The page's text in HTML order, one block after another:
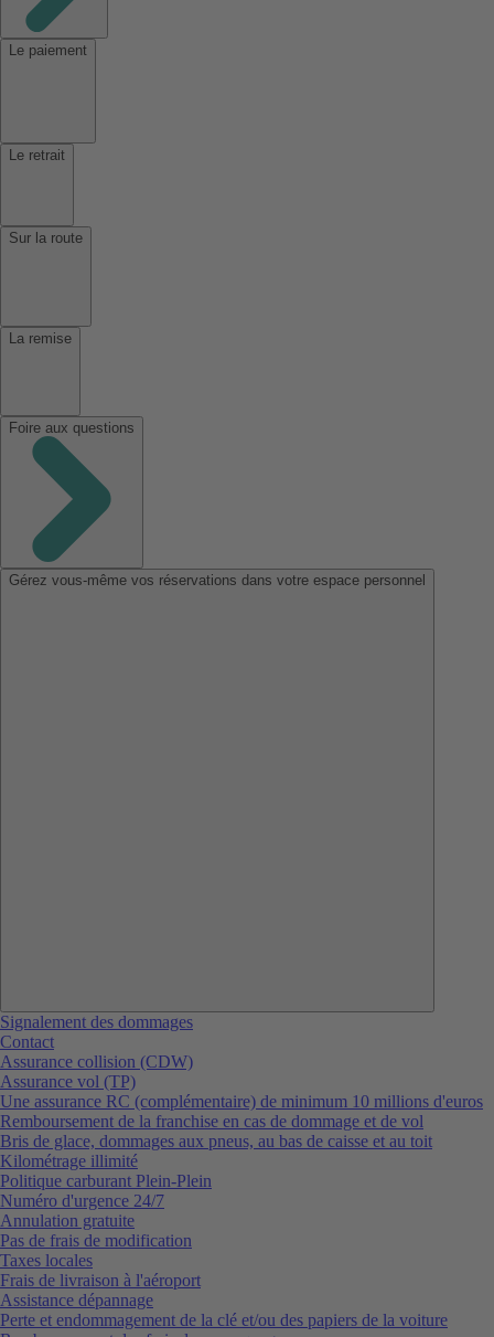
Le paiement
Le retrait
Sur la route
La remise
Foire aux questions
Gérez vous-même vos réservations dans votre espace personnel
Signalement des dommages
Contact
Assurance collision (CDW)
Assurance vol (TP)
Une assurance RC (complémentaire) de minimum 10 millions d'euros
Remboursement de la franchise en cas de dommage et de vol
Bris de glace, dommages aux pneus, au bas de caisse et au toit
Kilométrage illimité
Politique carburant Plein-Plein
Numéro d'urgence 24/7
Annulation gratuite
Pas de frais de modification
Taxes locales
Frais de livraison à l'aéroport
Assistance dépannage
Perte et endommagement de la clé et/ou des papiers de la voiture